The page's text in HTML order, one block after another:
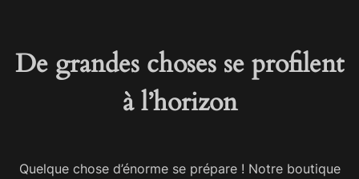
De grandes choses se profilent
à l’horizon
Quelque chose d’énorme se prépare ! Notre boutique